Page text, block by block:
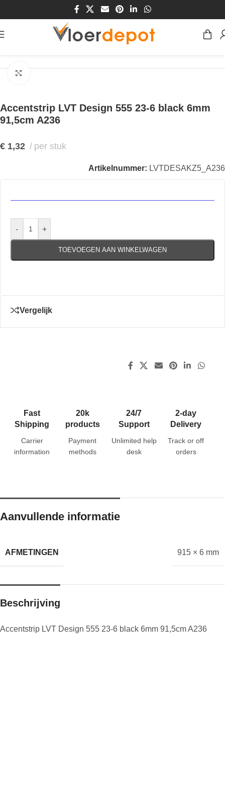
Accentstrip LVT Design 555 23-6 black 6mm
91,5cm A236
€ 1,32 per stuk
Artikelnummer: LVTDESAKZ5_A236
- +
TOEVOEGEN AAN WINKELWAGEN
Vergelijk
Fast
Shipping
Carrier
information
20k
products
Payment
methods
24/7
Support
Unlimited help
desk
2-day
Delivery
Track or off
orders
Aanvullende informatie
AFMETINGEN 915 × 6 mm
Beschrijving
Accentstrip LVT Design 555 23-6 black 6mm 91,5cm A236